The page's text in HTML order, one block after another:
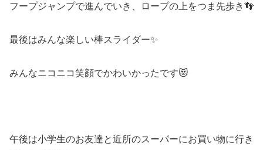
フープジャンプで進んでいき、ロープの上をつま先歩き👣
最後はみんな楽しい棒スライダー✨
みんなニコニコ笑顔でかわいかったです😻
午後は小学生のお友達と近所のスーパーにお買い物に行き